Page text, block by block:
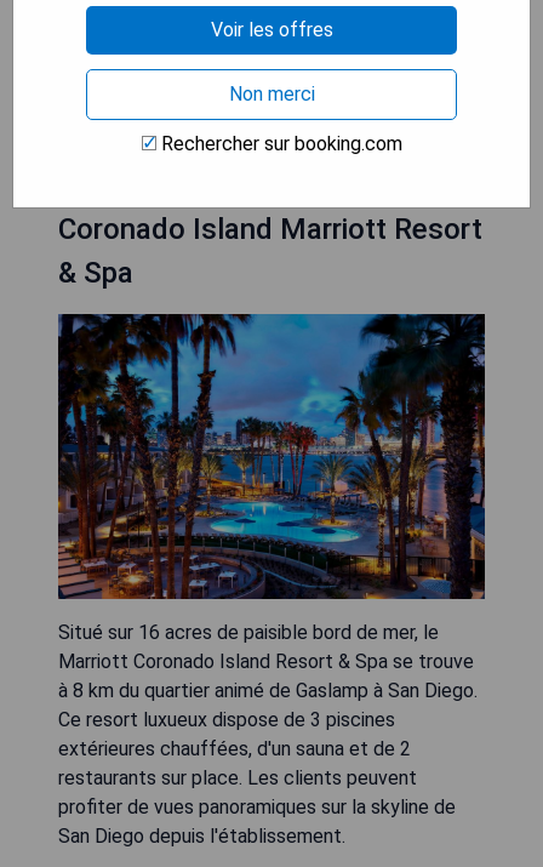
- Chambres confortables avec équipements
modernes
VÉRIFIEZ LA DISPONIBILITÉ
Coronado Island Marriott Resort
& Spa
Situé sur 16 acres de paisible bord de mer, le
Marriott Coronado Island Resort & Spa se trouve
à 8 km du quartier animé de Gaslamp à San Diego.
Ce resort luxueux dispose de 3 piscines
extérieures chauffées, d'un sauna et de 2
restaurants sur place. Les clients peuvent
profiter de vues panoramiques sur la skyline de
San Diego depuis l'établissement.
Voir les offres
Non merci
Rechercher sur booking.com